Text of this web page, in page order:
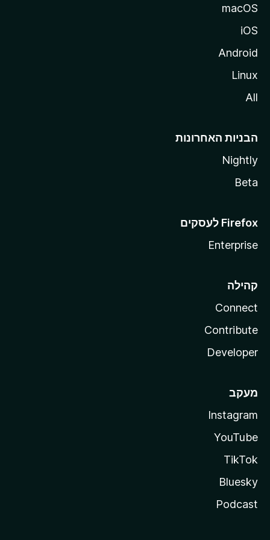
macOS
iOS
Android
Linux
All
הבניות האחרונות
Nightly
Beta
Enterprise
קהילה
Connect
Contribute
Developer
מעקב
Instagram
YouTube
TikTok
Bluesky
Podcast